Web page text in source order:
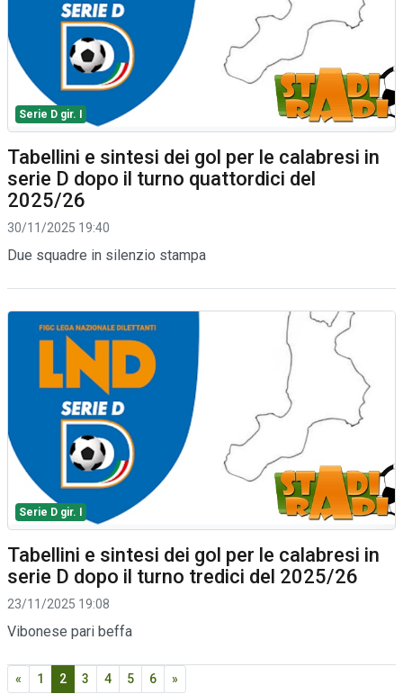
Serie D gir. I
Tabellini e sintesi dei gol per le calabresi in
serie D dopo il turno quattordici del
2025/26
30/11/2025 19:40
Due squadre in silenzio stampa
Serie D gir. I
Tabellini e sintesi dei gol per le calabresi in
serie D dopo il turno tredici del 2025/26
23/11/2025 19:08
Vibonese pari beffa
« 1 2 3 4 5 6 »